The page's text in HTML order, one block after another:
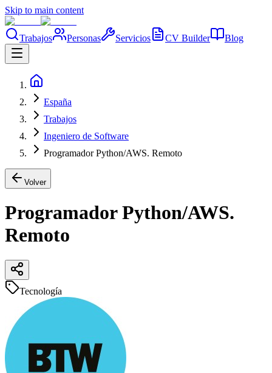
Skip to main content
Trabajos Personas Servicios CV Builder Blog
España
Trabajos
Ingeniero de Software
Programador Python/AWS. Remoto
Volver
Programador Python/AWS.
Remoto
Tecnología